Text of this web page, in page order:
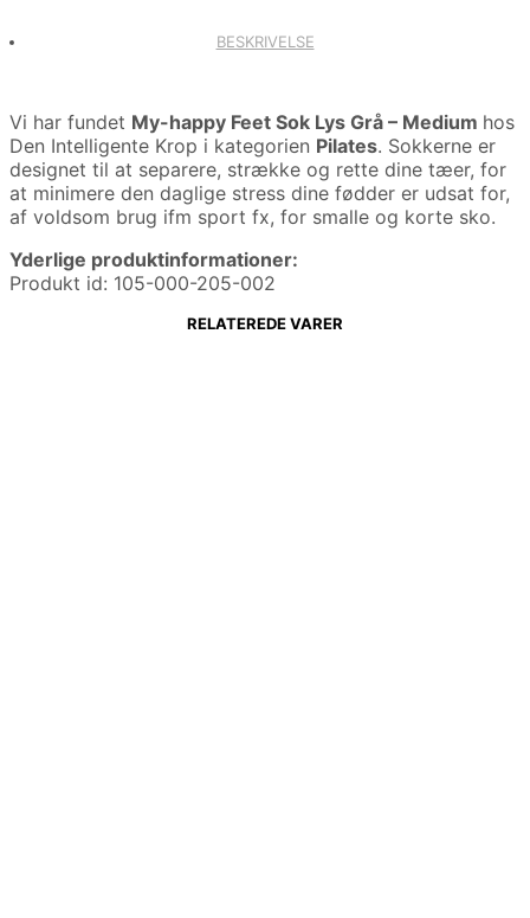
BESKRIVELSE
Vi har fundet My-happy Feet Sok Lys Grå – Medium hos
Den Intelligente Krop i kategorien Pilates. Sokkerne er
designet til at separere, strække og rette dine tæer, for
at minimere den daglige stress dine fødder er udsat for,
af voldsom brug ifm sport fx, for smalle og korte sko.
Yderlige produktinformationer:
Produkt id: 105-000-205-002
RELATEREDE VARER